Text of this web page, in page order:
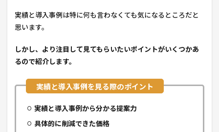
実績と導入事例は特に何も言わなくても気になるところだと
思います。
しかし、より注目して見てもらいたいポイントがいくつかあ
るので紹介します。
実績と導入事例から分かる提案力
具体的に削減できた価格